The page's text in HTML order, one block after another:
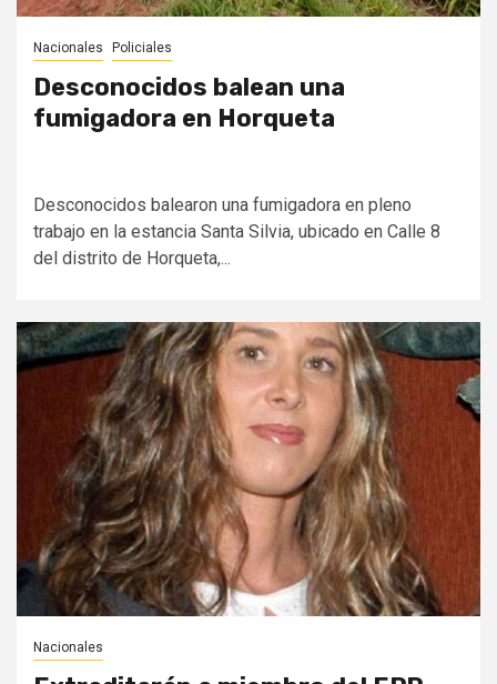
Nacionales Policiales
Desconocidos balean una
fumigadora en Horqueta
Desconocidos balearon una fumigadora en pleno
trabajo en la estancia Santa Silvia, ubicado en Calle 8
del distrito de Horqueta,...
Nacionales